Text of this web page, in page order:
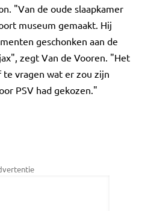
"Van de oude slaapkamer
museum gemaakt. Hij
geschonken aan de
zegt Van de Vooren. "Het
vragen wat er zou zijn
PSV had gekozen."